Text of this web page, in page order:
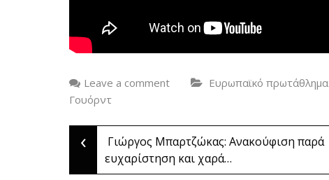
Leave a comment Ευρωπαϊκό πρωτάθλημα
Γουόρντ
Post
‹
Γιώργος Μπαρτζώκας: Ανακούφιση παρά
ευχαρίστηση και χαρά…